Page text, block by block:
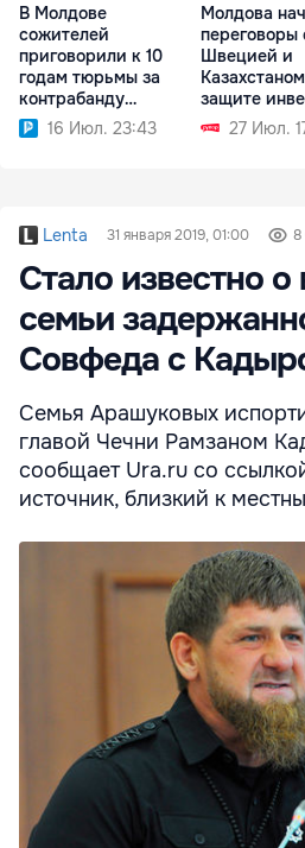
В Молдове
сожителей
приговорили к 10
годам тюрьмы за
контрабанду
наркотиков
16 Июл. 23:43
Молдова
переговоры
Швецией и
защите
27 Июл.
Lenta 31 января 2019, 01:00 8
Стало известно
семьи
Совфеда с
Семья Арашуковых
главой Чечни Рамзаном
сообщает Ura.ru со
источник, близкий к